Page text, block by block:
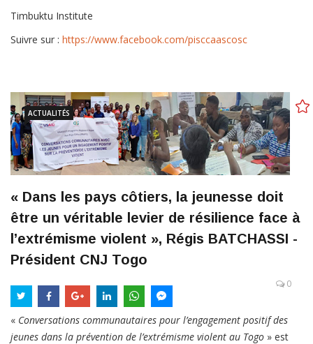
Timbuktu Institute
Suivre sur : https://www.facebook.com/pisccaascosc
ACTUALITÉS
« Dans les pays côtiers, la jeunesse doit
être un véritable levier de résilience face à
l’extrémisme violent », Régis BATCHASSI -
Président CNJ Togo
0
« Conversations communautaires pour l’engagement positif des
jeunes dans la prévention de l’extrémisme violent au Togo » est